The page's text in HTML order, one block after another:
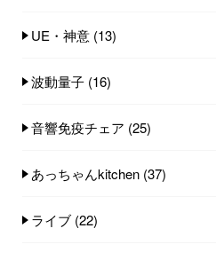
UE・神意 (13)
波動量子 (16)
音響免疫チェア (25)
あっちゃんkitchen (37)
ライブ (22)